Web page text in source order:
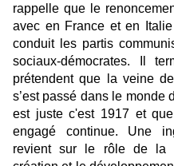
rappelle que le
avec en France et en
conduit les partis
sociaux-démocrates. Il
prétendent que la veine
s’est passé dans le monde
est juste c'est 1917 et
engagé continue. Une
revient sur le rôle de la